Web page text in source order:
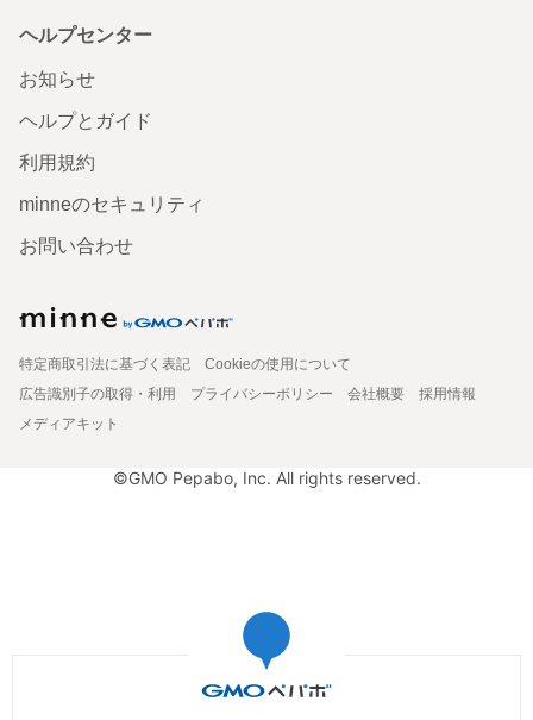
ヘルプセンター
お知らせ
ヘルプとガイド
利用規約
minneのセキュリティ
お問い合わせ
特定商取引法に基づく表記
Cookieの使用について
広告識別子の取得・利用
プライバシーポリシー 会社概要
採用情報
メディアキット
©GMO Pepabo, Inc. All rights reserved.